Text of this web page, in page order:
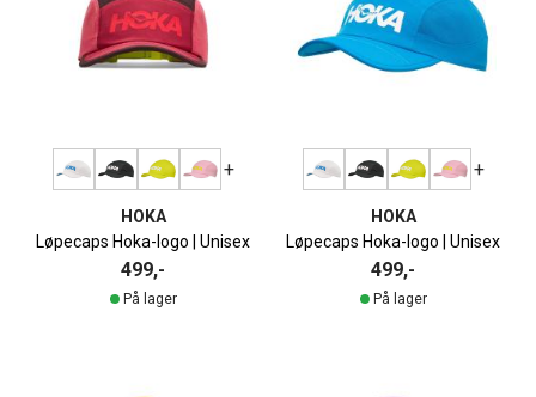
+
HOKA
Løpecaps Hoka-logo | Unisex
499,-
På lager
+
HOKA
Løpecaps Hoka-logo | Unisex
499,-
På lager